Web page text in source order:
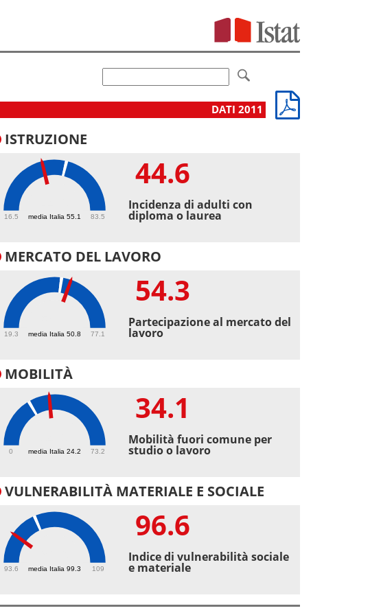
DATI 2011
ISTRUZIONE
media Italia 55.1
16.5 83.5
44.6
Incidenza di adulti con
diploma o laurea
MERCATO DEL LAVORO
media Italia 50.8
19.3 77.1
54.3
Partecipazione al mercato del
lavoro
MOBILITÀ
media Italia 24.2
0 73.2
34.1
Mobilità fuori comune per
studio o lavoro
VULNERABILITÀ MATERIALE E SOCIALE
media Italia 99.3
93.6 109
96.6
Indice di vulnerabilità sociale
e materiale